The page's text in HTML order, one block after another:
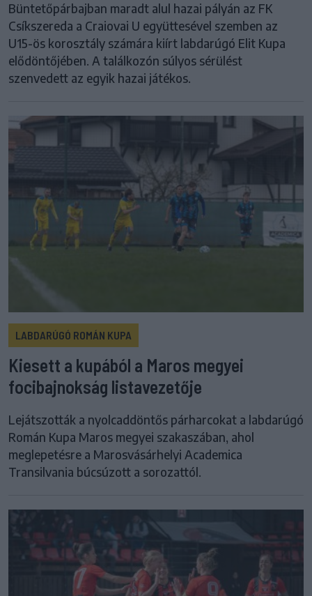
Büntetőpárbajban maradt alul hazai pályán az FK
Csíkszereda a Craiovai U együttesével szemben az
U15-ös korosztály számára kiírt labdarúgó Elit Kupa
elődöntőjében. A találkozón súlyos sérülést
szenvedett az egyik hazai játékos.
LABDARÚGÓ ROMÁN KUPA
Kiesett a kupából a Maros megyei
focibajnokság listavezetője
Lejátszották a nyolcaddöntős párharcokat a labdarúgó
Román Kupa Maros megyei szakaszában, ahol
meglepetésre a Marosvásárhelyi Academica
Transilvania búcsúzott a sorozattól.